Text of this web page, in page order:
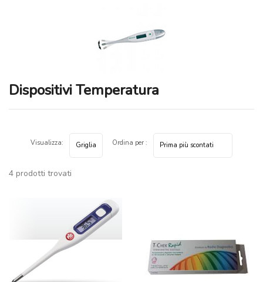
Dispositivi Temperatura
4 prodotti trovati
Visualizza: Ordina per :